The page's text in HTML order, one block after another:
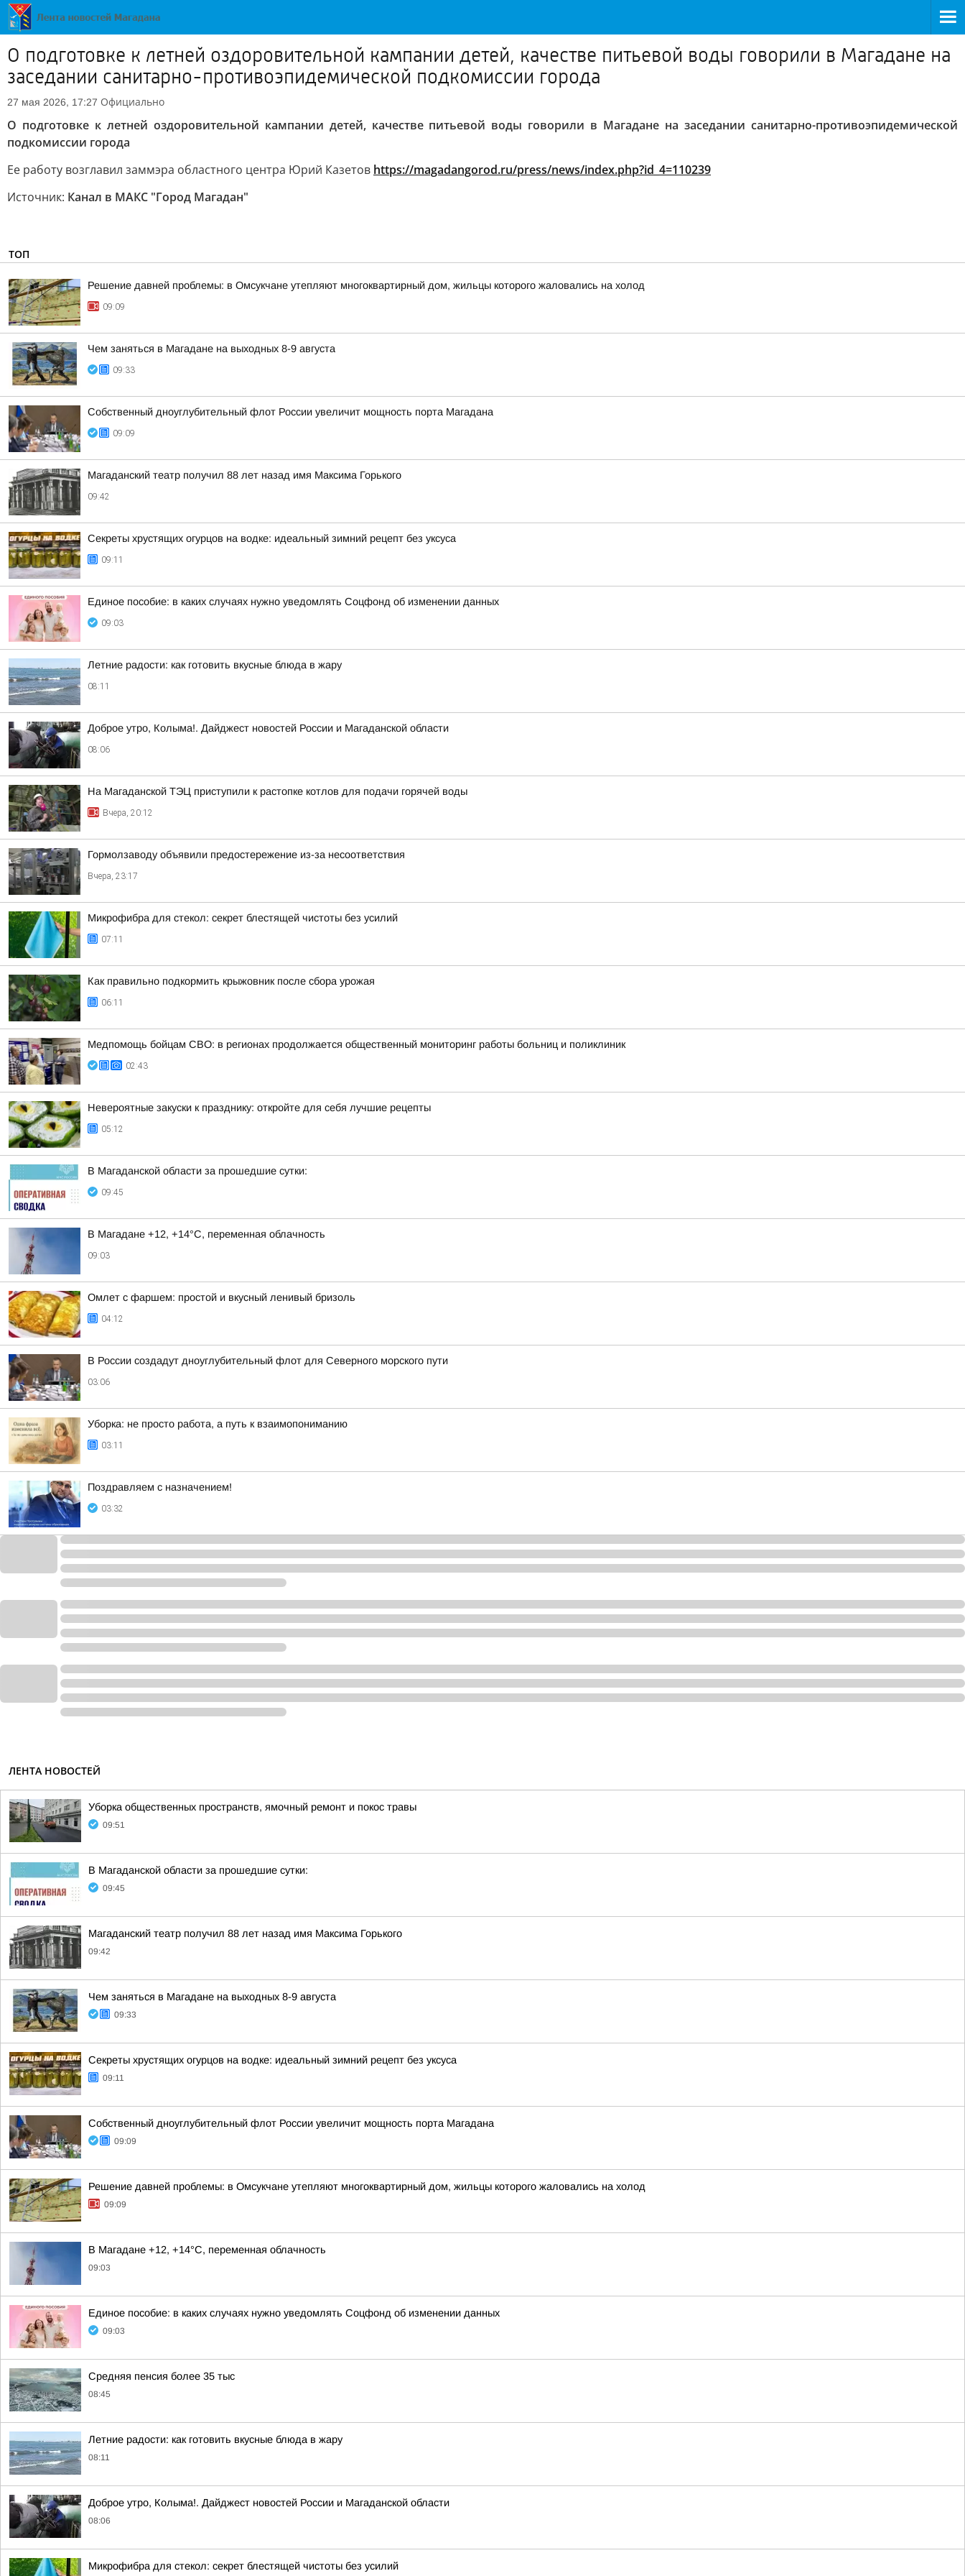
О подготовке к летней оздоровительной кампании детей, качестве питьевой воды говорили в Магадане на
заседании санитарно-противоэпидемической подкомиссии города
27 мая 2026, 17:27 Официально
О подготовке к летней оздоровительной кампании детей, качестве питьевой воды говорили в Магадане на заседании санитарно-противоэпидемической
подкомиссии города
Ее работу возглавил заммэра областного центра Юрий Казетов https://magadangorod.ru/press/news/index.php?id_4=110239
Источник: Канал в МАКС "Город Магадан"
ТОП
Решение давней проблемы: в Омсукчане утепляют многоквартирный дом, жильцы которого жаловались на холод
09:09
Чем заняться в Магадане на выходных 8-9 августа
09:33
Собственный дноуглубительный флот России увеличит мощность порта Магадана
09:09
Магаданский театр получил 88 лет назад имя Максима Горького
09:42
Секреты хрустящих огурцов на водке: идеальный зимний рецепт без уксуса
09:11
Единое пособие: в каких случаях нужно уведомлять Соцфонд об изменении данных
09:03
Летние радости: как готовить вкусные блюда в жару
08:11
Доброе утро, Колыма!. Дайджест новостей России и Магаданской области
08:06
На Магаданской ТЭЦ приступили к растопке котлов для подачи горячей воды
Вчера, 20:12
Гормолзаводу объявили предостережение из-за несоответствия
Вчера, 23:17
Микрофибра для стекол: секрет блестящей чистоты без усилий
07:11
Как правильно подкормить крыжовник после сбора урожая
06:11
Медпомощь бойцам СВО: в регионах продолжается общественный мониторинг работы больниц и поликлиник
02:43
Невероятные закуски к празднику: откройте для себя лучшие рецепты
05:12
В Магаданской области за прошедшие сутки:
09:45
В Магадане +12, +14°C, переменная облачность
09:03
Омлет с фаршем: простой и вкусный ленивый бризоль
04:12
В России создадут дноуглубительный флот для Северного морского пути
03:06
Уборка: не просто работа, а путь к взаимопониманию
03:11
Поздравляем с назначением!
03:32
ЛЕНТА НОВОСТЕЙ
Уборка общественных пространств, ямочный ремонт и покос травы
09:51
В Магаданской области за прошедшие сутки:
09:45
Магаданский театр получил 88 лет назад имя Максима Горького
09:42
Чем заняться в Магадане на выходных 8-9 августа
09:33
Секреты хрустящих огурцов на водке: идеальный зимний рецепт без уксуса
09:11
Собственный дноуглубительный флот России увеличит мощность порта Магадана
09:09
Решение давней проблемы: в Омсукчане утепляют многоквартирный дом, жильцы которого жаловались на холод
09:09
В Магадане +12, +14°C, переменная облачность
09:03
Единое пособие: в каких случаях нужно уведомлять Соцфонд об изменении данных
09:03
Средняя пенсия более 35 тыс
08:45
Летние радости: как готовить вкусные блюда в жару
08:11
Доброе утро, Колыма!. Дайджест новостей России и Магаданской области
08:06
Микрофибра для стекол: секрет блестящей чистоты без усилий